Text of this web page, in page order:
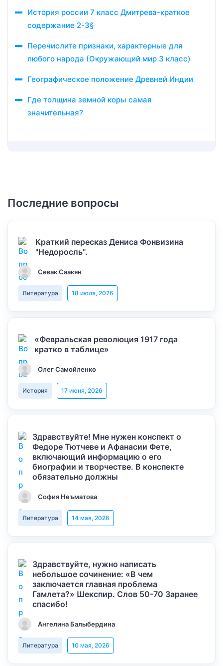
История россии 7 класс Дмитрева-краткое
содержание 2-3§
Перечислите признаки, характерные для
любого народа (Окружающий мир 3 класс)
Географическое положение Древней Индии
Где толщина земной коры самая
значительная?
Последние вопросы
Краткий пересказ Дениса Фонвизина
"Недоросль".
Севак Саакян
Литература 18 июля, 2026
«Февральская революция 1917 года
кратко в таблице»
Олег Самойленко
История 17 июня, 2026
Здравствуйте! Мне нужен конспект о
Федоре Тютчеве и Афанасии Фете,
включающий информацию о его
биографии и творчестве. В конспекте
обязательно должны
София Неъматова
Литература 14 мая, 2026
Здравствуйте, нужно написать
небольшое сочинение: «В чем
заключается главная проблема
Гамлета?» Шекспир. Слов 50-70 Заранее
спасибо!
Ангелина Балыбердина
Литература 10 мая, 2026